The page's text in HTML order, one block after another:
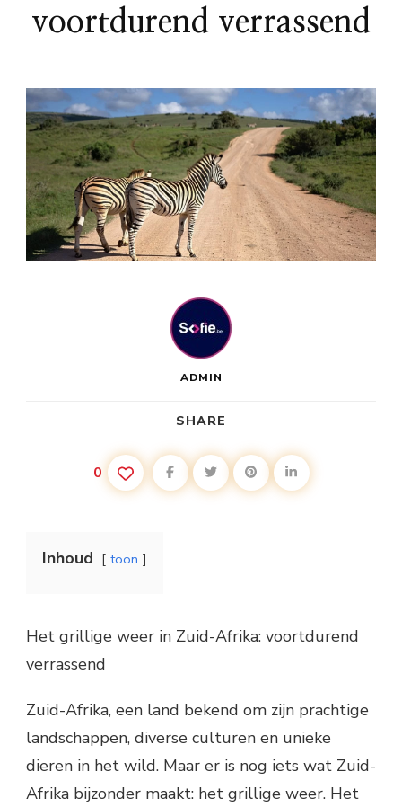
voortdurend verrassend
ADMIN
SHARE
0
Inhoud toon
Het grillige weer in Zuid-Afrika: voortdurend
verrassend
Zuid-Afrika, een land bekend om zijn prachtige
landschappen, diverse culturen en unieke
dieren in het wild. Maar er is nog iets wat Zuid-
Afrika bijzonder maakt: het grillige weer. Het